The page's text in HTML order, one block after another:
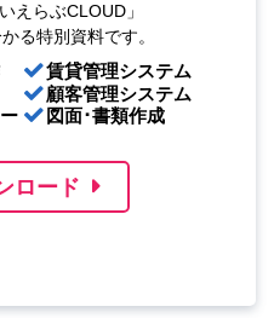
えらぶCLOUD」
る特別資料です。
賃貸管理システム
顧客管理システム
図面･書類作成
ロード